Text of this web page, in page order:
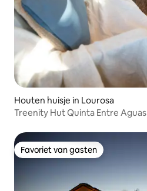
Houten huisje in Lourosa
Treenity Hut Quinta Entre Aguas
Favoriet van gasten
Favoriet van gasten